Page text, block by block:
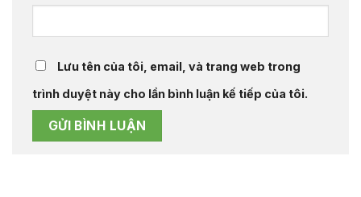
Lưu tên của tôi, email, và trang web trong
trình duyệt này cho lần bình luận kế tiếp của tôi.